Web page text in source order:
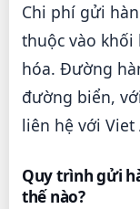
Chi phí gửi
thuộc vào
hóa. Đường
đường biển,
liên hệ với Viet
Quy trình gửi
thế nào?